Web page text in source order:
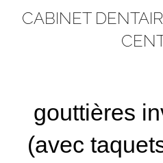
CABINET
gouttières
(avec